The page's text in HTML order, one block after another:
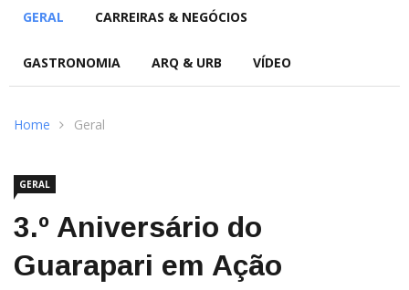
GERAL CARREIRAS & NEGÓCIOS
GASTRONOMIA ARQ & URB VÍDEO
Home Geral
GERAL
3.º Aniversário do
Guarapari em Ação